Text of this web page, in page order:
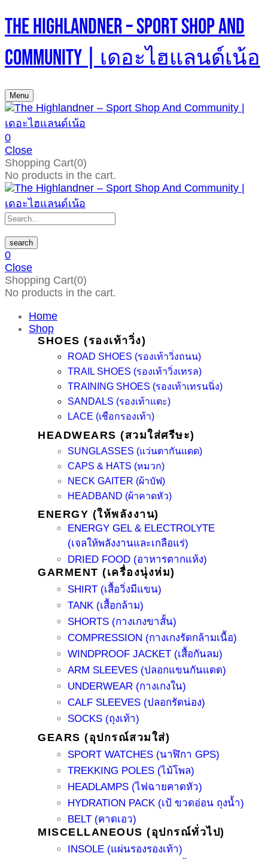
The Highlandner – Sport Shop And
Community | เดอะไฮแลนด์เน้อ
Menu
0
Close
Shopping Cart(0)
No products in the cart.
search
0
Close
Shopping Cart(0)
No products in the cart.
Home
Shop
SHOES (รองเท้าวิ่ง)
ROAD SHOES (รองเท้าวิ่งถนน)
TRAIL SHOES (รองเท้าวิ่งเทรล)
TRAINING SHOES (รองเท้าเทรนนิ่ง)
SANDALS (รองเท้าแตะ)
LACE (เชือกรองเท้า)
HEADWEARS (สวมใส่ศรีษะ)
SUNGLASSES (แว่นตากันแดด)
CAPS & HATS (หมวก)
NECK GAITER (ผ้าบัฟ)
HEADBAND (ผ้าคาดหัว)
ENERGY (ให้พลังงาน)
ENERGY GEL & ELECTROLYTE
(เจลให้พลังงานและเกลือแร่)
DRIED FOOD (อาหารตากแห้ง)
GARMENT (เครื่องนุ่งห่ม)
SHIRT (เสื้อวิ่งมีแขน)
TANK (เสื้อกล้าม)
SHORTS (กางเกงขาสั้น)
COMPRESSION (กางเกงรัดกล้ามเนื้อ)
WINDPROOF JACKET (เสื้อกันลม)
ARM SLEEVES (ปลอกแขนกันแดด)
UNDERWEAR (กางเกงใน)
CALF SLEEVES (ปลอกรัดน่อง)
SOCKS (ถุงเท้า)
GEARS (อุปกรณ์สวมใส่)
SPORT WATCHES (นาฬิกา GPS)
TREKKING POLES (ไม้โพล)
HEADLAMPS (ไฟฉายคาดหัว)
HYDRATION PACK (เป้ ขวดอ่อน ถุงน้ำ)
BELT (คาดเอว)
MISCELLANEOUS (อุปกรณ์ทั่วไป)
INSOLE (แผ่นรองรองเท้า)